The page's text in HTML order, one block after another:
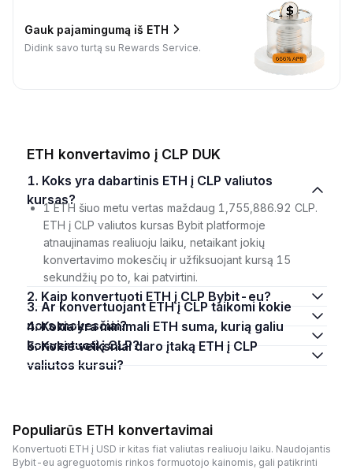
Gauk pajamingumą iš ETH
Didink savo turtą su Rewards Service.
ETH konvertavimo į CLP DUK
1. Koks yra dabartinis ETH į CLP valiutos
kursas?
1 ETH šiuo metu vertas maždaug 1,755,886.92 CLP.
ETH į CLP valiutos kursas Bybit platformoje
atnaujinamas realiuoju laiku, netaikant jokių
konvertavimo mokesčių ir užfiksuojant kursą 15
sekundžių po to, kai patvirtini.
2. Kaip konvertuoti ETH į CLP Bybit-eu?
3. Ar konvertuojant ETH į CLP taikomi kokie
nors mokesčiai?
4. Kokia yra minimali ETH suma, kurią galiu
konvertuoti į CLP?
5. Kokie veiksniai daro įtaką ETH į CLP
valiutos kursui?
Populiarūs ETH konvertavimai
Konvertuoti ETH į USD ir kitas fiat valiutas realiuoju laiku. Naudojantis
Bybit-eu agreguotomis rinkos formuotojo kainomis, gali patikrinti